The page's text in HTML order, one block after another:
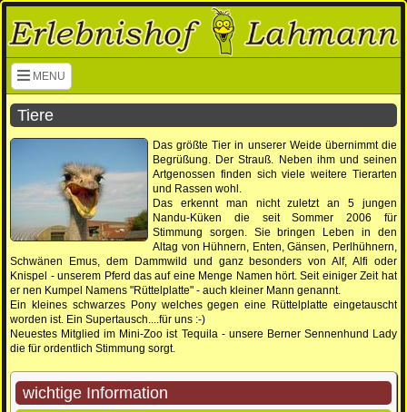
MENU
Navigation überspringen
Tiere
Das größte Tier in unserer Weide übernimmt die
Begrüßung. Der Strauß. Neben ihm und seinen
Artgenossen finden sich viele weitere Tierarten
und Rassen wohl.
Das erkennt man nicht zuletzt an 5 jungen
Nandu-Küken die seit Sommer 2006 für
Stimmung sorgen. Sie bringen Leben in den
Altag von Hühnern, Enten, Gänsen, Perlhühnern,
Schwänen Emus, dem Dammwild und ganz besonders von Alf, Alfi oder
Knispel - unserem Pferd das auf eine Menge Namen hört. Seit einiger Zeit hat
er nen Kumpel Namens "Rüttelplatte" - auch kleiner Mann genannt.
Ein kleines schwarzes Pony welches gegen eine Rüttelplatte eingetauscht
worden ist. Ein Supertausch....für uns :-)
Neuestes Mitglied im Mini-Zoo ist Tequila - unsere Berner Sennenhund Lady
die für ordentlich Stimmung sorgt.
wichtige Information